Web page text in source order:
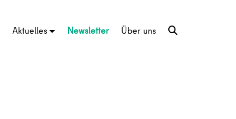
Aktuelles Newsletter Über uns